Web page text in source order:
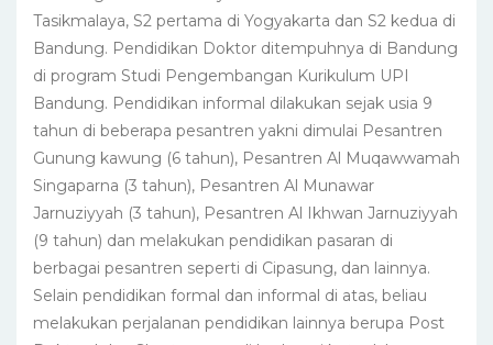
Tasikmalaya, S2 pertama di Yogyakarta dan S2 kedua di
Bandung. Pendidikan Doktor ditempuhnya di Bandung
di program Studi Pengembangan Kurikulum UPI
Bandung. Pendidikan informal dilakukan sejak usia 9
tahun di beberapa pesantren yakni dimulai Pesantren
Gunung kawung (6 tahun), Pesantren Al Muqawwamah
Singaparna (3 tahun), Pesantren Al Munawar
Jarnuziyyah (3 tahun), Pesantren Al Ikhwan Jarnuziyyah
(9 tahun) dan melakukan pendidikan pasaran di
berbagai pesantren seperti di Cipasung, dan lainnya.
Selain pendidikan formal dan informal di atas, beliau
melakukan perjalanan pendidikan lainnya berupa Post